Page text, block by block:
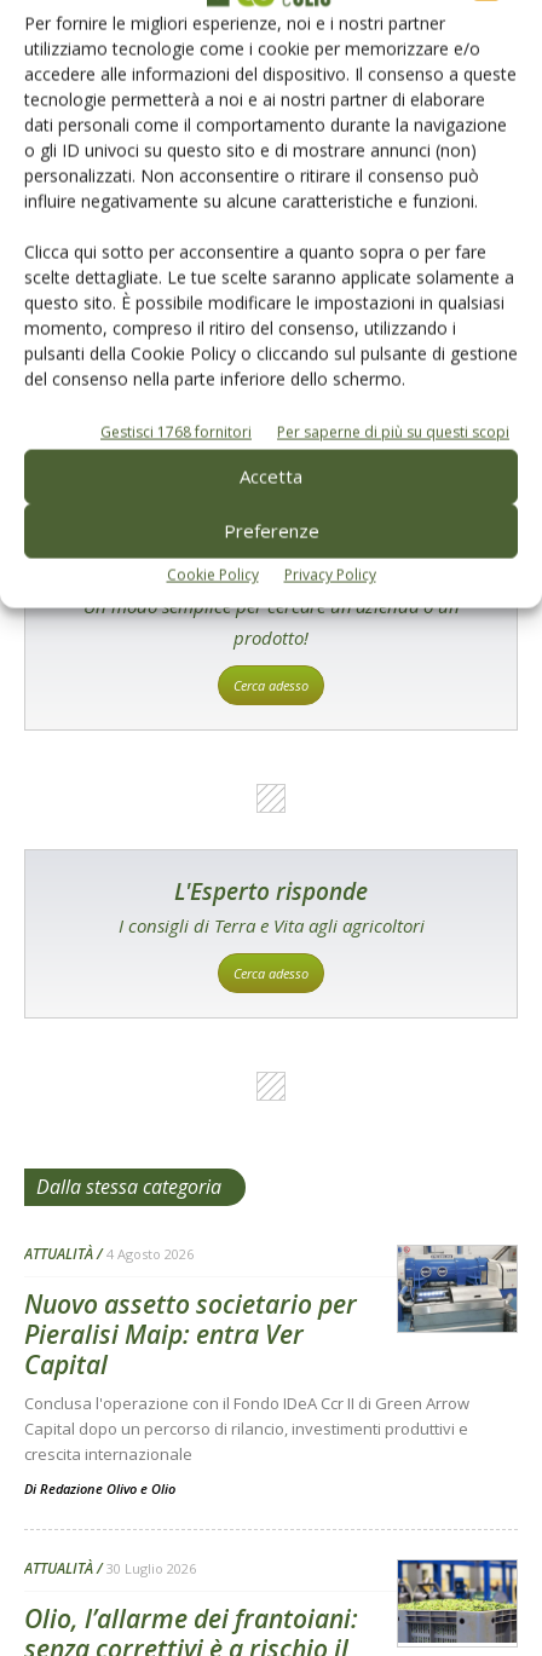
Per fornire le migliori esperienze, noi e i nostri partner
utilizziamo tecnologie come i cookie per memorizzare e/o
accedere alle informazioni del dispositivo. Il consenso a queste
tecnologie permetterà a noi e ai nostri partner di elaborare
dati personali come il comportamento durante la navigazione
o gli ID univoci su questo sito e di mostrare annunci (non)
personalizzati. Non acconsentire o ritirare il consenso può
influire negativamente su alcune caratteristiche e funzioni.
Clicca qui sotto per acconsentire a quanto sopra o per fare
scelte dettagliate. Le tue scelte saranno applicate solamente a
questo sito. È possibile modificare le impostazioni in qualsiasi
momento, compreso il ritiro del consenso, utilizzando i
pulsanti della Cookie Policy o cliccando sul pulsante di gestione
del consenso nella parte inferiore dello schermo.
Gestisci 1768 fornitori Per saperne di più su questi scopi
Accetta
Preferenze
Cookie Policy Privacy Policy
Salva il mio nome, email e sito web in questo browser per la
prossima volta che commento.
E-magazine
Tecniche, prodotti e servizi dalle aziende
Catalogo Aziende e Prodotti
Un modo semplice per cercare un'azienda o un
prodotto!
Cerca adesso
L'Esperto risponde
I consigli di Terra e Vita agli agricoltori
Cerca adesso
Dalla stessa categoria
ATTUALITÀ 4 Agosto 2026
Nuovo assetto societario per
Pieralisi Maip: entra Ver
Capital
Conclusa l'operazione con il Fondo IDeA Ccr II di Green Arrow
Capital dopo un percorso di rilancio, investimenti produttivi e
crescita internazionale
Di Redazione Olivo e Olio
ATTUALITÀ 30 Luglio 2026
Olio, l’allarme dei frantoiani:
senza correttivi è a rischio il